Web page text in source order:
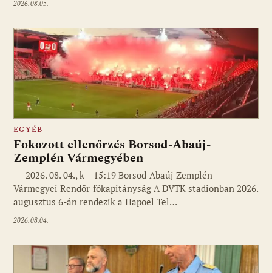
2026.08.05.
EGYÉB
Fokozott ellenőrzés Borsod-Abaúj-
Zemplén Vármegyében
2026. 08. 04., k – 15:19 Borsod-Abaúj-Zemplén
Vármegyei Rendőr-főkapitányság A DVTK stadionban 2026.
augusztus 6-án rendezik a Hapoel Tel…
2026.08.04.